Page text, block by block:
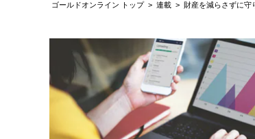
ゴールドオンライン トップ > 連載 > 財産を減らさずに